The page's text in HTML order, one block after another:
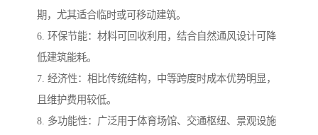
期，尤其适合临时或可移动建筑。
6. 环保节能：材料可回收利用，结合自然通风设计可降
低建筑能耗。
7. 经济性：相比传统结构，中等跨度时成本优势明显，
且维护费用较低。
8. 多功能性：广泛用于体育场馆、交通枢纽、景观设施